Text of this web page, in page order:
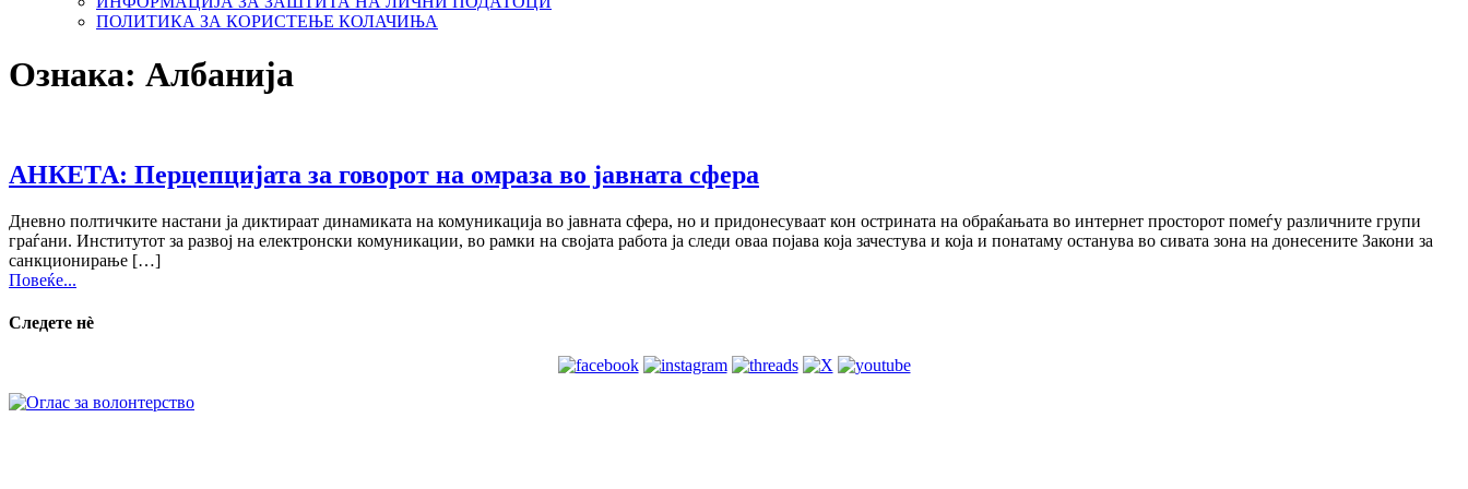
ПОЛИТИКА ЗА КОРИСТЕЊЕ КОЛАЧИЊА
Ознака: Албанија
АНКЕТА: Перцепцијата за говорот на омраза во јавната сфера
Дневно полтичките настани ја диктираат динамиката на комуникација во јавната сфера, но и придонесуваат кон острината на обраќањата во интернет просторот помеѓу различните групи
граѓани. Институтот за развој на електронски комуникации, во рамки на својата работа ја следи оваа појава која зачестува и која и понатаму останува во сивата зона на донесените Закони за
санкционирање […]
Повеќе...
Следете нѐ